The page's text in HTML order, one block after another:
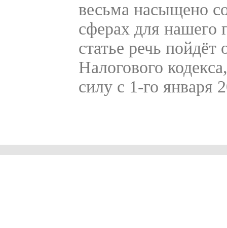
весьма насыщено
сферах для нашего
статье речь пойдёт
Налогового
силу с 1-го января